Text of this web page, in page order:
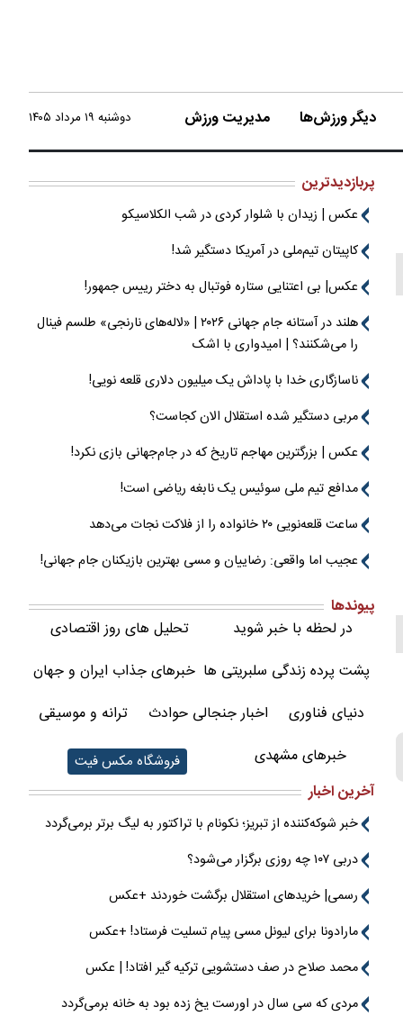
دیگر ورزش‌ها مدیریت ورزش دوشنبه ۱۹ مرداد ۱۴۰۵
پربازدیدترین
عکس | زیدان با شلوار کردی در شب الکلاسیکو
کاپیتان تیم‌ملی در آمریکا دستگیر شد!
عکس| بی اعتنایی ستاره فوتبال به دختر رییس جمهور!
هلند در آستانه جام جهانی ۲۰۲۶ | «لاله‌های نارنجی» طلسم فینال
را می‌شکنند؟ | امیدواری با اشک
ناسازگاری خدا با پاداش یک میلیون دلاری قلعه نویی!
مربی دستگیر شده استقلال الان کجاست؟
عکس | بزرگترین مهاجم تاریخ که در جام‌جهانی بازی نکرد!
مدافع تیم ملی سوئیس یک نابغه ریاضی است!
ساعت قلعه‌نویی ۲۰ خانواده را از فلاکت نجات می‌دهد
عجیب اما واقعی: رضاییان و مسی بهترین بازیکنان جام جهانی!
پیوندها
در لحظه با خبر شوید
تحلیل های روز اقتصادی
پشت پرده زندگی سلبریتی ها خبرهای جذاب ایران و جهان
دنیای فناوری
اخبار جنجالی حوادث
ترانه و موسیقی
خبرهای مشهدی
فروشگاه مکس فیت
آخرین اخبار
خبر شوکه‌کننده از تبریز؛ نکونام با تراکتور به لیگ برتر برمی‌گردد
دربی ۱۰۷ چه روزی برگزار می‌شود؟
رسمی| خریدهای استقلال برگشت خوردند +عکس
مارادونا برای لیونل مسی پیام تسلیت فرستاد! +عکس
محمد صلاح در صف دستشویی ترکیه گیر افتاد! | عکس
مردی که سی سال در اورست یخ زده بود به خانه برمی‌گردد